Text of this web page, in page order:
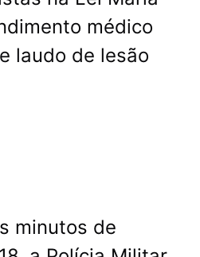
médico
laudo de lesão
minutos de